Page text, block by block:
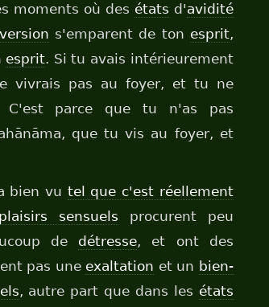
moments où des états d'avidité
s'emparent de ton esprit,
esprit. Si tu avais intérieurement
vivrais pas au foyer, et tu ne
C'est parce que tu n'as pas
que tu vis au foyer, et
bien vu tel que c'est réellement
plaisirs sensuels procurent peu
de détresse, et ont des
pas une exaltation et un bien-
, autre part que dans les états